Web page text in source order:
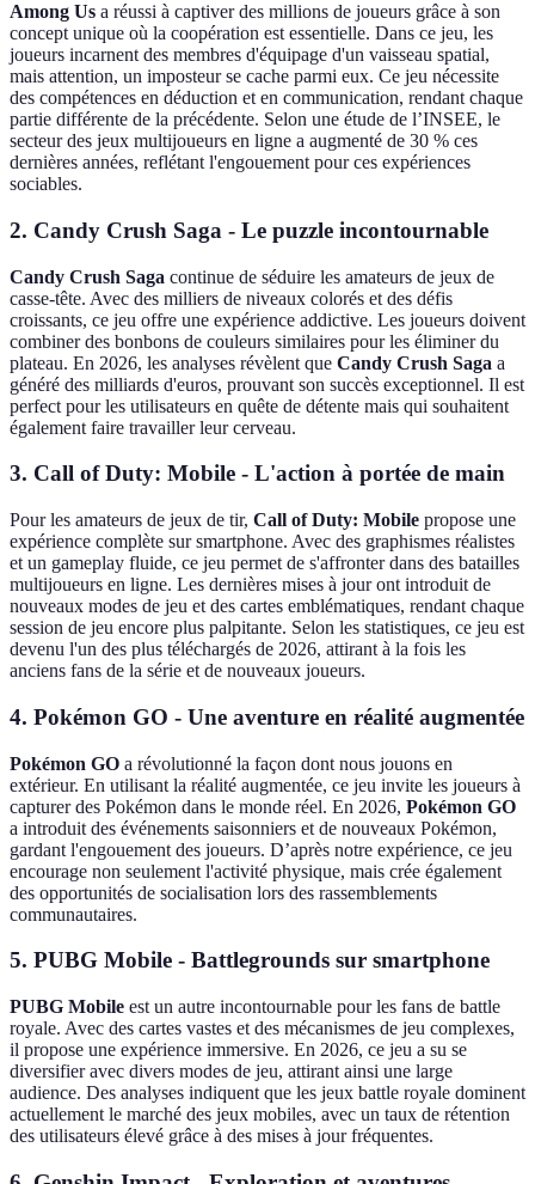
Among Us a réussi à captiver des millions de joueurs grâce à son
concept unique où la coopération est essentielle. Dans ce jeu, les
joueurs incarnent des membres d'équipage d'un vaisseau spatial,
mais attention, un imposteur se cache parmi eux. Ce jeu nécessite
des compétences en déduction et en communication, rendant chaque
partie différente de la précédente. Selon une étude de l’INSEE, le
secteur des jeux multijoueurs en ligne a augmenté de 30 % ces
dernières années, reflétant l'engouement pour ces expériences
sociables.
2. Candy Crush Saga - Le puzzle incontournable
Candy Crush Saga continue de séduire les amateurs de jeux de
casse-tête. Avec des milliers de niveaux colorés et des défis
croissants, ce jeu offre une expérience addictive. Les joueurs doivent
combiner des bonbons de couleurs similaires pour les éliminer du
plateau. En 2026, les analyses révèlent que Candy Crush Saga a
généré des milliards d'euros, prouvant son succès exceptionnel. Il est
perfect pour les utilisateurs en quête de détente mais qui souhaitent
également faire travailler leur cerveau.
3. Call of Duty: Mobile - L'action à portée de main
Pour les amateurs de jeux de tir, Call of Duty: Mobile propose une
expérience complète sur smartphone. Avec des graphismes réalistes
et un gameplay fluide, ce jeu permet de s'affronter dans des batailles
multijoueurs en ligne. Les dernières mises à jour ont introduit de
nouveaux modes de jeu et des cartes emblématiques, rendant chaque
session de jeu encore plus palpitante. Selon les statistiques, ce jeu est
devenu l'un des plus téléchargés de 2026, attirant à la fois les
anciens fans de la série et de nouveaux joueurs.
4. Pokémon GO - Une aventure en réalité augmentée
Pokémon GO a révolutionné la façon dont nous jouons en
extérieur. En utilisant la réalité augmentée, ce jeu invite les joueurs à
capturer des Pokémon dans le monde réel. En 2026, Pokémon GO
a introduit des événements saisonniers et de nouveaux Pokémon,
gardant l'engouement des joueurs. D’après notre expérience, ce jeu
encourage non seulement l'activité physique, mais crée également
des opportunités de socialisation lors des rassemblements
communautaires.
5. PUBG Mobile - Battlegrounds sur smartphone
PUBG Mobile est un autre incontournable pour les fans de battle
royale. Avec des cartes vastes et des mécanismes de jeu complexes,
il propose une expérience immersive. En 2026, ce jeu a su se
diversifier avec divers modes de jeu, attirant ainsi une large
audience. Des analyses indiquent que les jeux battle royale dominent
actuellement le marché des jeux mobiles, avec un taux de rétention
des utilisateurs élevé grâce à des mises à jour fréquentes.